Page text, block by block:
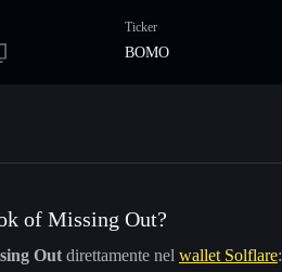
Ticker
BOMO
of Missing Out?
Out direttamente nel wallet Solflare: